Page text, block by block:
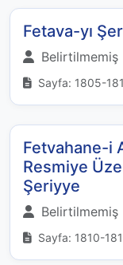
Fetava-yı
Belirtilmemiş
Sayfa: 1805-
Fetvahane-i
Resmiye
Şeriyye
Belirtilmemiş
Sayfa: 1810-